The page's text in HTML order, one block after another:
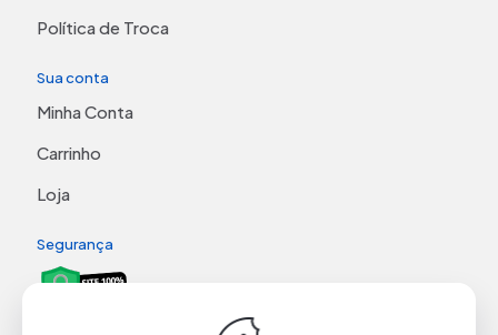
Política de Troca
Sua conta
Minha Conta
Carrinho
Loja
Segurança